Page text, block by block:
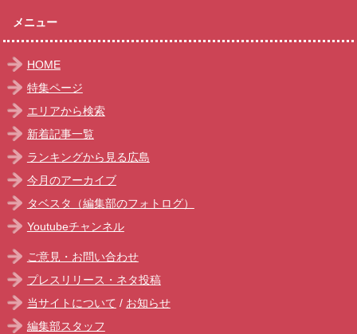
メニュー
HOME
特集ページ
エリアから検索
新着記事一覧
ランキングから見る広島
今月のアーカイブ
タベスタ（編集部のフォトログ）
Youtubeチャンネル
ご意見・お問い合わせ
プレスリリース・ネタ投稿
当サイトについて / お知らせ
編集部スタッフ